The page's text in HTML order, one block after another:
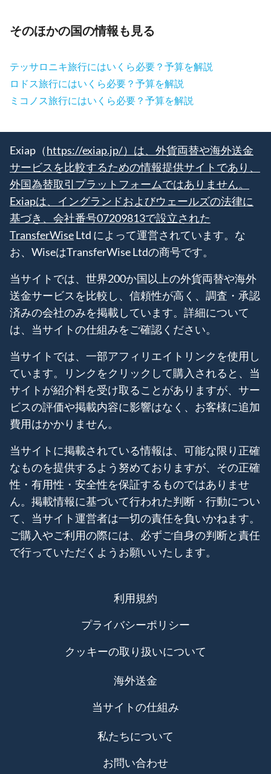
そのほかの国の情報も見る
テッサロニキ旅行にはいくら必要？予算を解説
ロドス旅行にはいくら必要？予算を解説
ミコノス旅行にはいくら必要？予算を解説
Exiap（https://exiap.jp/）は、外貨両替や海外送金
サービスを比較するための情報提供サイトであり、
外国為替取引プラットフォームではありません。
Exiapは、イングランドおよびウェールズの法律に
基づき、会社番号07209813で設立された
TransferWiseLtd によって運営されています。な
お、WiseはTransferWise Ltdの商号です。
当サイトでは、世界200か国以上の外貨両替や海外
送金サービスを比較し、信頼性が高く、調査・承認
済みの会社のみを掲載しています。詳細について
は、当サイトの仕組みをご確認ください。
当サイトでは、一部アフィリエイトリンクを使用し
ています。リンクをクリックして購入されると、当
サイトが紹介料を受け取ることがありますが、サー
ビスの評価や掲載内容に影響はなく、お客様に追加
費用はかかりません。
当サイトに掲載されている情報は、可能な限り正確
なものを提供するよう努めておりますが、その正確
性・有用性・安全性を保証するものではありませ
ん。掲載情報に基づいて行われた判断・行動につい
て、当サイト運営者は一切の責任を負いかねます。
ご購入やご利用の際には、必ずご自身の判断と責任
で行っていただくようお願いいたします。
利用規約
プライバシーポリシー
クッキーの取り扱いについて
海外送金
当サイトの仕組み
私たちについて
お問い合わせ